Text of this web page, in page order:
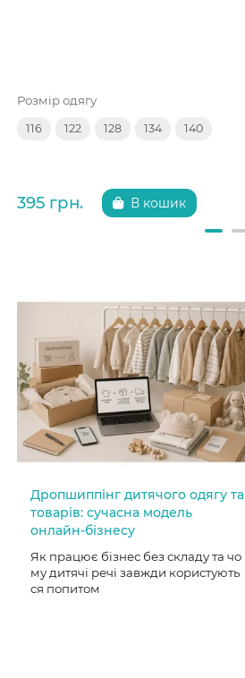
Розмір одягу
116 122 128 134 140
395 грн. В кошик
Дропшиппінг дитячого одягу та
товарів: сучасна модель
онлайн-бізнесу
Як працює бізнес без складу та чо
му дитячі речі завжди користують
ся попитом